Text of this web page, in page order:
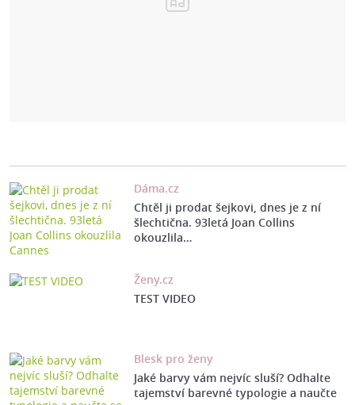
Dáma.cz
Chtěl ji prodat šejkovi, dnes je z ní
šlechtična. 93letá Joan Collins
okouzlila…
Ženy.cz
TEST VIDEO
Blesk pro ženy
Jaké barvy vám nejvíc sluší? Odhalte
tajemství barevné typologie a naučte